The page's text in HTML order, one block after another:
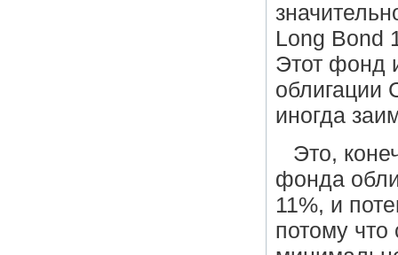
Long Bond
Этот фонд
облигации
иногда
Это,
фонда
11%, и
потому